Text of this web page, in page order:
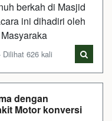
berkah di Masjid
ini dihadiri oleh
626 kali
dengan
Motor konversi